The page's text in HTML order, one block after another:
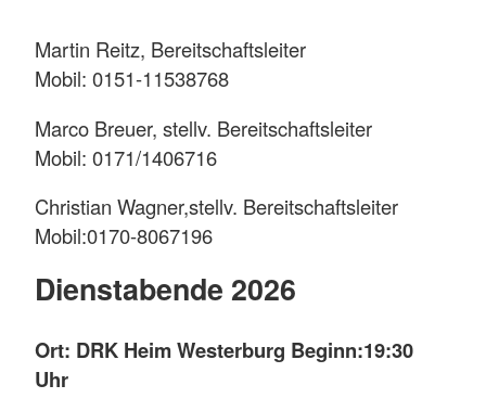
Martin Reitz, Bereitschaftsleiter
Mobil: 0151-11538768
Marco Breuer, stellv. Bereitschaftsleiter
Mobil: 0171/1406716
Christian Wagner,stellv. Bereitschaftsleiter
Mobil:0170-8067196
Dienstabende 2026
Ort: DRK Heim Westerburg Beginn:19:30
Uhr